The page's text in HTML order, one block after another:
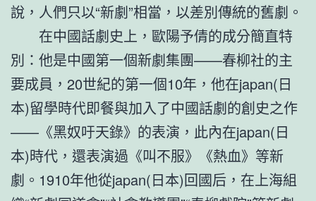
說，人們只以“新劇”相當，以差別傳統的舊劇。
在中國話劇史上，歐陽予倩的成分簡直特
別：他是中國第一個新劇集團——春柳社的主
要成員，20世紀的第一個10年，他在japan(日
本)留學時代即餐與加入了中國話劇的創史之作
——《黑奴吁天錄》的表演，此內在japan(日
本)時代，還表演過《叫不服》《熱血》等新
劇。1910年他從japan(日本)回國后，在上海組